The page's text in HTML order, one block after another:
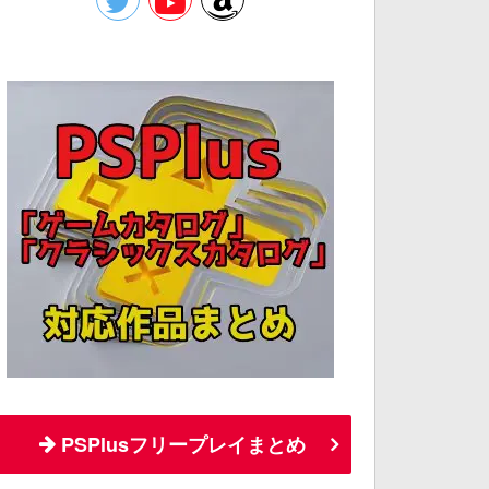
PSPlusフリープレイまとめ